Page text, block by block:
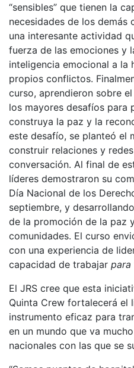
“sensibles” que tienen la
necesidades de los demás
una interesante actividad
fuerza de las emociones y
inteligencia emocional a la
propios conflictos.
curso, aprendieron sobre
los mayores desafíos para
construya la paz y la
este desafío, se planteó el
construir relaciones y
conversación. Al final de
líderes demostraron su
Día Nacional de los
septiembre, y
de la promoción de la paz
comunidades. El curso
con una experiencia de
capacidad de trabajar para
El JRS cree que esta
Quinta Crew fortalecerá el
instrumento eficaz para
en un mundo que va
nacionales con las que se